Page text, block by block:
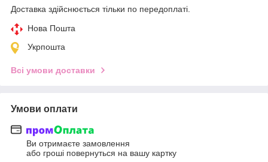
Доставка здійснюється тільки по передоплаті.
Нова Пошта
Укрпошта
Всі умови доставки
Умови оплати
Ви отримаєте замовлення
або гроші повернуться на вашу картку